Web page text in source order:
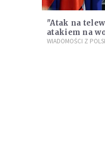
"Atak na
atakiem na
WIADOMOŚCI Z